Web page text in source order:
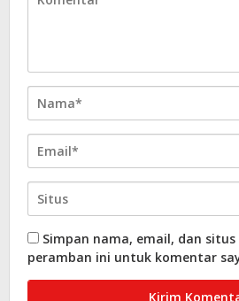
Simpan nama, email, dan situs
peramban ini untuk komentar